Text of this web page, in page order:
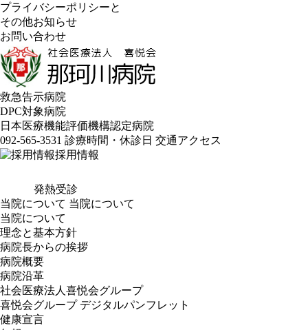
プライバシーポリシーと
その他お知らせ
お問い合わせ
救急告示病院
DPC対象病院
日本医療機能評価機構認定病院
092-565-3531 診療時間・休診日 交通アクセス
採用情報
発熱受診
当院について 当院について
当院について
理念と基本方針
病院長からの挨拶
病院概要
病院沿革
社会医療法人喜悦会グループ
喜悦会グループ デジタルパンフレット
健康宣言